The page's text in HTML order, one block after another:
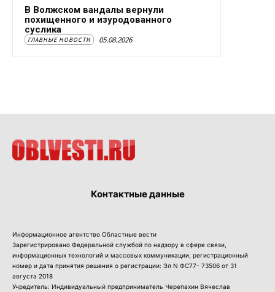
В Волжском вандалы вернули
похищенного и изуродованного
суслика
ГЛАВНЫЕ НОВОСТИ 05.08.2026
Контактные данные
Информационное агентство Областные вести
Зарегистрировано Федеральной службой по надзору в сфере связи,
информационных технологий и массовых коммуникации, регистрационный
номер и дата принятия решения о регистрации: Эл N ФС77- 73506 от 31
августа 2018
Учредитель: Индивидуальный предприниматель Черепахин Вячеслав